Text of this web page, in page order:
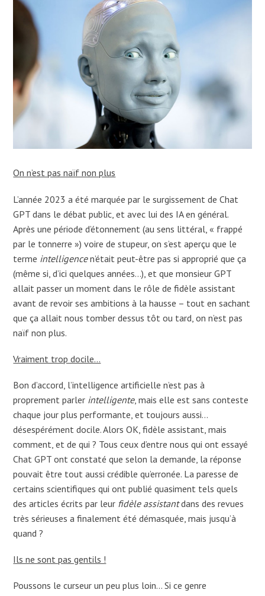
On n’est pas naïf non plus
L’année 2023 a été marquée par le surgissement de Chat
GPT dans le débat public, et avec lui des IA en général.
Après une période d’étonnement (au sens littéral, « frappé
par le tonnerre ») voire de stupeur, on s’est aperçu que le
terme intelligencen’était peut-être pas si approprié que ça
(même si, d’ici quelques années…), et que monsieur GPT
allait passer un moment dans le rôle de fidèle assistant
avant de revoir ses ambitions à la hausse – tout en sachant
que ça allait nous tomber dessus tôt ou tard, on n’est pas
naïf non plus.
Vraiment trop docile…
Bon d’accord, l’intelligence artificielle n’est pas à
proprement parler intelligente, mais elle est sans conteste
chaque jour plus performante, et toujours aussi…
désespérément docile. Alors OK, fidèle assistant, mais
comment, et de qui ? Tous ceux d’entre nous qui ont essayé
Chat GPT ont constaté que selon la demande, la réponse
pouvait être tout aussi crédible qu’erronée. La paresse de
certains scientifiques qui ont publié quasiment tels quels
des articles écrits par leur fidèle assistantdans des revues
très sérieuses a finalement été démasquée, mais jusqu’à
quand ?
Ils ne sont pas gentils !
Poussons le curseur un peu plus loin… Si ce genre